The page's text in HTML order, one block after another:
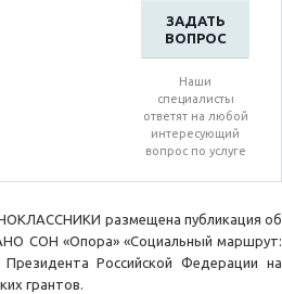
ЗАДАТЬ
ВОПРОС
Наши
специалисты
ответят на любой
интересующий
вопрос по услуге
размещена публикация об
АНО СОН «Опора» «Социальный маршрут:
Российской Федерации на
грантов.